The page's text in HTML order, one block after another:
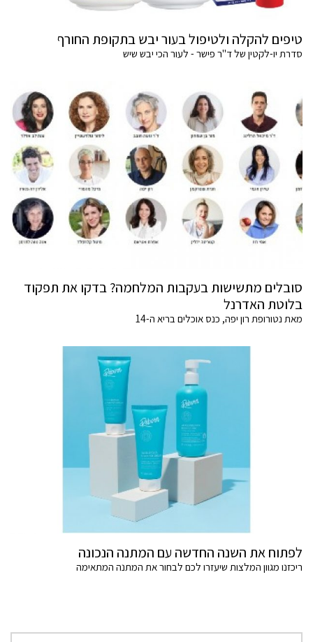
טיפים להקלה ולטיפול בעור יבש בתקופת החורף
סדרת יו-לקטין של ד"ר פישר - לעור הכי יבש שיש
סובלים מתשישות בעקבות המלחמה? בדקו את תפקוד
בלוטת האדרנל
מאת נטורופת רון יפה, כנס אוכלים בריא ה-14
לפתוח את השנה החדשה עם המתנה הנכונה
ריכזנו מגוון המלצות שיעזרו לכם לבחור את המתנה המתאימה